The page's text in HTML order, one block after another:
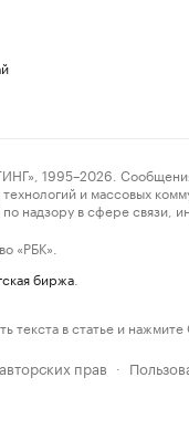
Сообщения и
и массовых
надзору в сфере
«РБК».
биржа
текста в статье и нажмите
прав ·